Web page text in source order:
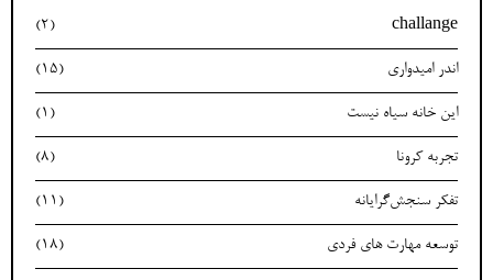
challange
(2)
اندر امیدواری (15)
این خانه سیاه نیست (1)
تجربه کرونا (8)
تفکر سنجش‌گرایانه (11)
توسعه مهارت های فردی (18)